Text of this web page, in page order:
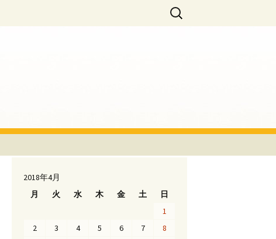
ン・クルティーヌ）」
検
2018年4月
月
火 水 木 金 土 日
1
2
3 4 5 6 7
8